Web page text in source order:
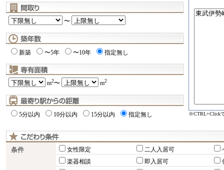
〜
新築 〜5年 〜10年 指定無し
m2〜 m2
5分以内 10分以内 15分以内 指定無し ※CTRL+Click
条件 女性限定 二人入居可
楽器相談
即入居可